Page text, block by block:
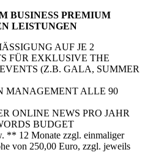
BUSINESS PREMIUM
LEISTUNGEN
AUF JE 2
FÜR EXKLUSIVE THE
(Z.B. GALA, SUMMER
MANAGEMENT ALLE 90
ONLINE NEWS PRO JAHR
BUDGET
** 12 Monate zzgl. einmaliger
von 250,00 Euro, zzgl. jeweils